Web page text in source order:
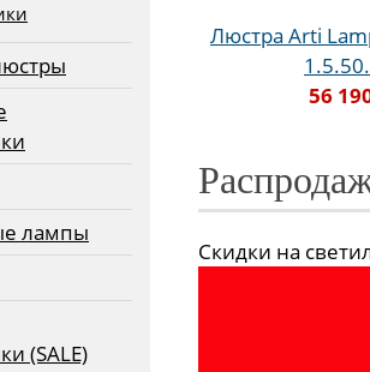
лампы
(SALE)
Люстра Arti
56
Скидки на